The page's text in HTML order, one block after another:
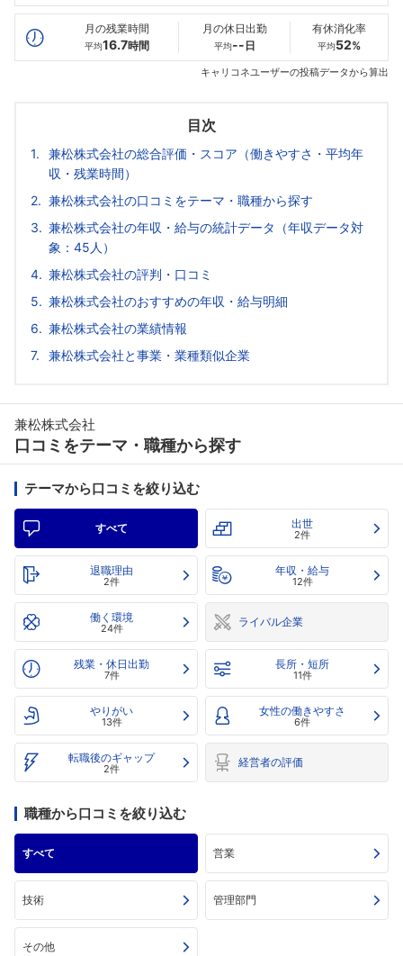
最高年収
904万
1200万
1144万
月の残業時間
平均16.7時間
月の休日出勤
平均-- 日
有休消化率
平均52%
キャリコネユーザーの投稿データから算出
目次
兼松株式会社の総合評価・スコア（働きやすさ・平均年
収・残業時間）
兼松株式会社の口コミをテーマ・職種から探す
兼松株式会社の年収・給与の統計データ（年収データ対
象：45人）
兼松株式会社の評判・口コミ
兼松株式会社のおすすめの年収・給与明細
兼松株式会社の業績情報
兼松株式会社と事業・業種類似企業
兼松株式会社
口コミをテーマ・職種から探す
テーマから口コミを絞り込む
すべて 出世
2件
退職理由
2件
年収・給与
12件
働く環境
24件 ライバル企業
残業・休日出勤
7件
長所・短所
11件
やりがい
13件
女性の働きやすさ
6件
転職後のギャップ
2件 経営者の評価
職種から口コミを絞り込む
すべて 営業
技術 管理部門
その他